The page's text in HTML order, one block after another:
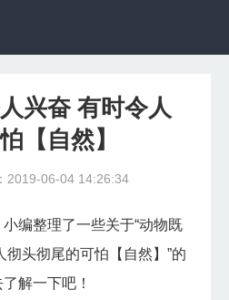
科学探秘
未解之谜
兴奋 有时令人
【自然】
2019-06-04 14:26:34
编整理了一些关于“动物既
头彻尾的可怕【自然】”的
解一下吧！